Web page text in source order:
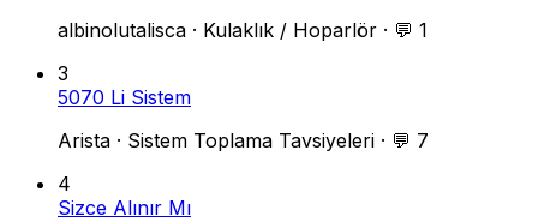
albinolutalisca · Kulaklık / Hoparlör · 💬 1
3
5070 Li Sistem
Arista · Sistem Toplama Tavsiyeleri · 💬 7
4
Sizce Alınır Mı